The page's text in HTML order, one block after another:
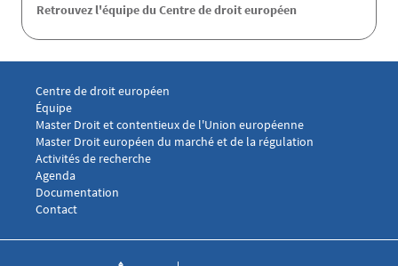
Retrouvez l'équipe du Centre de droit européen
Menu footer CDE 1
Centre de droit européen
Équipe
Menu footer CDE 2
Master Droit et contentieux de l'Union européenne
Master Droit européen du marché et de la régulation
Menu footer CDE 3
Activités de recherche
Agenda
Documentation
Menu footer CDE 4
Contact